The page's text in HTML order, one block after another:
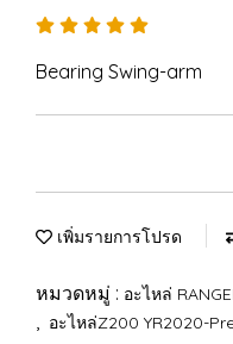
Bearing Swing-arm
เพิ่มรายการโปรด
หมวดหมู่ : อะไหล่
, อะไหล่Z200 YR2020-